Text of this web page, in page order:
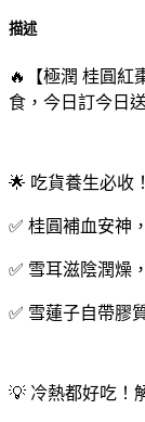
描述
🔥【極潤 桂圓紅
食，今日訂今日
🌟 吃貨養生必收
✅ 桂圓補血安神
✅ 雪耳滋陰潤燥
✅ 雪蓮子自帶膠
💡 冷熱都好吃！